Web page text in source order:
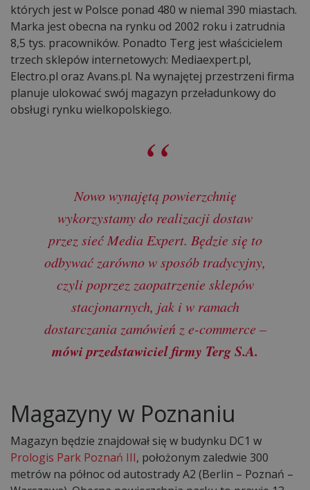
których jest w Polsce ponad 480 w niemal 390 miastach.
Marka jest obecna na rynku od 2002 roku i zatrudnia
8,5 tys. pracowników. Ponadto Terg jest właścicielem
trzech sklepów internetowych: Mediaexpert.pl,
Electro.pl oraz Avans.pl. Na wynajętej przestrzeni firma
planuje ulokować swój magazyn przeładunkowy do
obsługi rynku wielkopolskiego.
Nowo wynajętą powierzchnię
wykorzystamy do realizacji dostaw
przez sieć Media Expert. Będzie się to
odbywać zarówno w sposób tradycyjny,
czyli poprzez zaopatrzenie sklepów
stacjonarnych, jak i w ramach
dostarczania zamówień z e-commerce –
mówi przedstawiciel firmy Terg S.A.
Magazyny w Poznaniu
Magazyn będzie znajdował się w budynku DC1 w
Prologis Park Poznań III, położonym zaledwie 300
metrów na północ od autostrady A2 (Berlin – Poznań –